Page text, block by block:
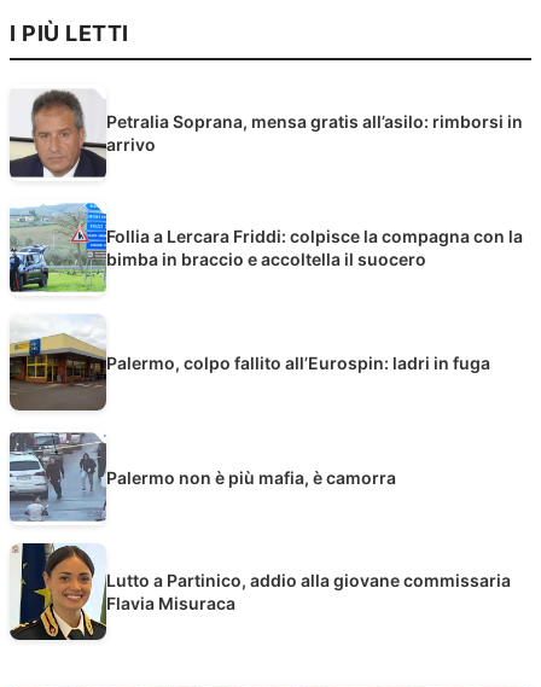
I PIÙ LETTI
Petralia Soprana, mensa gratis all’asilo: rimborsi in
arrivo
Follia a Lercara Friddi: colpisce la compagna con la
bimba in braccio e accoltella il suocero
Palermo, colpo fallito all’Eurospin: ladri in fuga
Palermo non è più mafia, è camorra
Lutto a Partinico, addio alla giovane commissaria
Flavia Misuraca